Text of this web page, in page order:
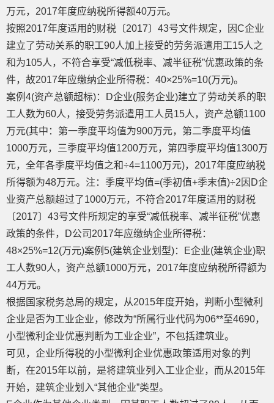
万元，2017年度应纳税所得额40万元。
按照2017年度适用的财税〔2017〕43号文件规定，因C企业
建立了劳动关系的职工90人加上接受的劳务派遣用工15人之
和为105人，不符合享受“减低税率、减半征税”优惠政策的条
件，故2017年应缴纳企业所得税：40×25%=10(万元)。
案例4(资产总额超标)：D企业(服务企业)建立了劳动关系的职
工人数为60人，接受劳务派遣用工人员15人，资产总额1100
万元(其中：第一季度平均值为900万元，第二季度平均值
1000万元，三季度平均值1200万元，第四季度平均值1300万
元，全年各季度平均值之和÷4=1100万元)，2017年度应纳税
所得额为48万元。注：季度平均值=(季初值+季末值)÷2因D企
业资产总额超过了1000万元，不符合2017年度适用的财税
〔2017〕43号文件所规定的享受“减低税率、减半征税”优惠
政策的条件，D公司2017年应缴纳企业所得税：
48×25%=12(万元)案例5(建筑企业划型)：E企业(建筑企业)职
工人数90人，资产总额1000万元，2017年度应纳税所得额为
44万元。
根据国家税务总局的规定，从2015年度开始，判断小型微利
企业是否为工业企业，修改为“所属行业代码为06**至4690，
小型微利企业优惠判断为工业企业”，不包括建筑业。
可见，企业所得税的小型微利企业优惠政策适用对象的判
断，在2015年以前，是将建筑业列入工业企业，而从2015年
开始，建筑企业划入“其他企业”类型。